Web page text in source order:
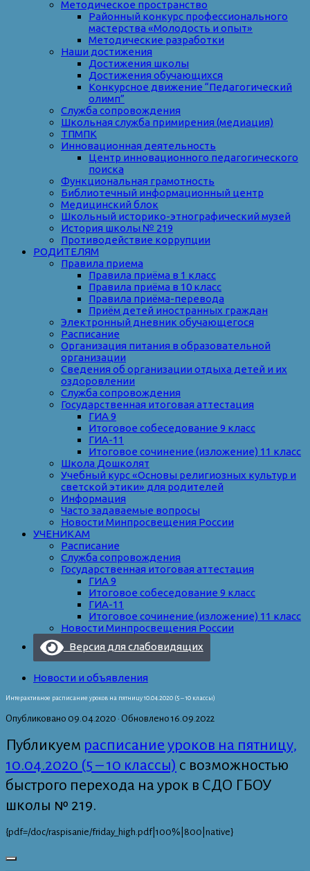
Методическое пространство
Районный конкурс профессионального
мастерства «Молодость и опыт»
Методические разработки
Наши достижения
Достижения школы
Достижения обучающихся
Конкурсное движение “Педагогический
олимп”
Служба сопровождения
Школьная служба примирения (медиация)
ТПМПК
Инновационная деятельность
Центр инновационного педагогического
поиска
Функциональная грамотность
Библиотечный информационный центр
Медицинский блок
Школьный историко-этнографический музей
История школы № 219
Противодействие коррупции
РОДИТЕЛЯМ
Правила приема
Правила приёма в 1 класс
Правила приёма в 10 класс
Правила приёма-перевода
Приём детей иностранных граждан
Электронный дневник обучающегося
Расписание
Организация питания в образовательной
организации
Сведения об организации отдыха детей и их
оздоровлении
Служба сопровождения
Государственная итоговая аттестация
ГИА 9
Итоговое собеседование 9 класс
ГИА-11
Итоговое сочинение (изложение) 11 класс
Школа Дошколят
Учебный курс «Основы религиозных культур и
светской этики» для родителей
Информация
Часто задаваемые вопросы
Новости Минпросвещения России
УЧЕНИКАМ
Расписание
Служба сопровождения
Государственная итоговая аттестация
ГИА 9
Итоговое собеседование 9 класс
ГИА-11
Итоговое сочинение (изложение) 11 класс
Новости Минпросвещения России
Версия для слабовидящих
Новости и объявления
Интерактивное расписание уроков на пятницу 10.04.2020 (5 – 10 классы)
Опубликовано 09.04.2020 · Обновлено 16.09.2022
Публикуем расписание уроков на пятницу,
10.04.2020 (5 – 10 классы) с возможностью
быстрого перехода на урок в СДО ГБОУ
школы № 219.
{pdf=/doc/raspisanie/friday_high.pdf|100%|800|native}